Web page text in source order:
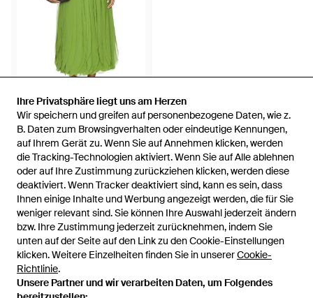
Ihre Privatsphäre liegt uns am Herzen
Wir speichern und greifen auf personenbezogene Daten, wie z.
B. Daten zum Browsingverhalten oder eindeutige Kennungen,
auf Ihrem Gerät zu. Wenn Sie auf Annehmen klicken, werden
die Tracking-Technologien aktiviert. Wenn Sie auf Alle ablehnen
oder auf Ihre Zustimmung zurückziehen klicken, werden diese
deaktiviert. Wenn Tracker deaktiviert sind, kann es sein, dass
Ihnen einige Inhalte und Werbung angezeigt werden, die für Sie
weniger relevant sind. Sie können Ihre Auswahl jederzeit ändern
bzw. Ihre Zustimmung jederzeit zurücknehmen, indem Sie
unten auf der Seite auf den Link zu den Cookie-Einstellungen
klicken. Weitere Einzelheiten finden Sie in unsererCookie-
Richtlinie.
Unsere Partner und wir verarbeiten Daten, um Folgendes
Ihre Privatsphäre liegt uns am Herzen
Wir speichern und greifen auf personenbezogene Daten, wie z.
B. Daten zum Browsingverhalten oder eindeutige Kennungen,
auf Ihrem Gerät zu. Wenn Sie auf Annehmen klicken, werden
die Tracking-Technologien aktiviert. Wenn Sie auf Alle ablehnen
oder auf Ihre Zustimmung zurückziehen klicken, werden diese
deaktiviert. Wenn Tracker deaktiviert sind, kann es sein, dass
Ihnen einige Inhalte und Werbung angezeigt werden, die für Sie
weniger relevant sind. Sie können Ihre Auswahl jederzeit ändern
bzw. Ihre Zustimmung jederzeit zurücknehmen, indem Sie
unten auf der Seite auf den Link zu den Cookie-Einstellungen
klicken. Weitere Einzelheiten finden Sie in unsererCookie-
Richtlinie.
Unsere Partner und wir verarbeiten Daten, um Folgendes
551 €390 €
AMUR
Rock Rylan - Grün
VonREVOLVE
SALE